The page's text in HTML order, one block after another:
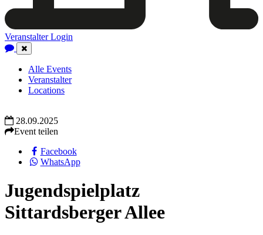
Veranstalter Login
Close
Navigation
Alle Events
Veranstalter
Locations
28.09.2025
Event teilen
Facebook
WhatsApp
Jugendspielplatz
Sittardsberger Allee